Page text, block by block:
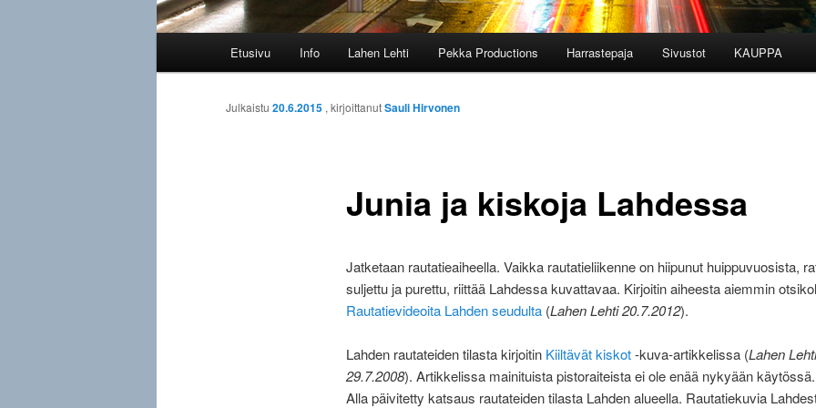
Etusivu Info Lahen Lehti Pekka Productions Harrastepaja Sivustot KAUPPA
Junia ja kiskoja Lahdessa
Julkaistu 20.6.2015 , kirjoittanutSauli Hirvonen
Jatketaan rautatieaiheella. Vaikka rautatieliikenne on hiipunut huippuvuosista,
suljettu ja purettu, riittää Lahdessa kuvattavaa. Kirjoitin aiheesta aiemmin
Rautatievideoita Lahden seudulta(Lahen Lehti 20.7.2012).
Lahden rautateiden tilasta kirjoitin Kiiltävät kiskot-kuva-artikkelissa (Lahen Lehti
29.7.2008). Artikkelissa mainituista pistoraiteista ei ole enää nykyään käytössä.
Alla päivitetty katsaus rautateiden tilasta Lahden alueella. Rautatiekuvia